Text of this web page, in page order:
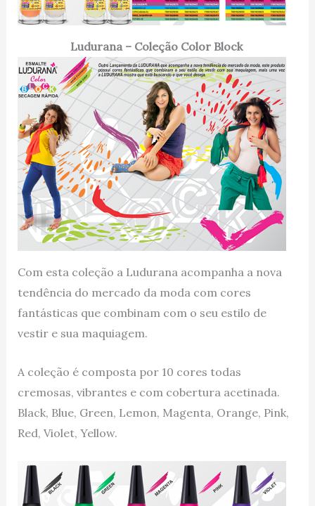
Ludurana – Coleção Color Block
Com esta coleção a Ludurana acompanha a nova
tendência do mercado da moda com cores
fantásticas que combinam com o seu estilo de
vestir e sua maquiagem.
A coleção é composta por 10 cores todas
cremosas, vibrantes e com cobertura acetinada.
Black, Blue, Green, Lemon, Magenta, Orange, Pink,
Red, Violet, Yellow.